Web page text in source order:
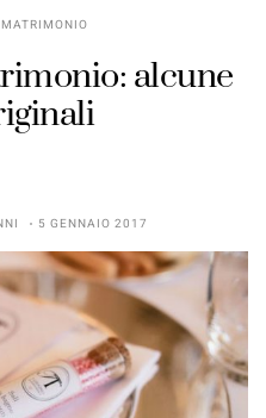
alcune
5 GENNAIO 2017